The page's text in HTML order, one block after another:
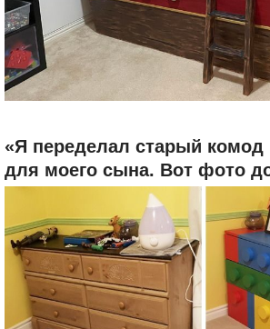
«Я переделал старый комод
для моего сына. Вот фото